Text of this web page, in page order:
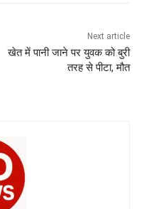
Next article
खेत में पानी जाने पर युवक को बुरी
तरह से पीटा, मौत